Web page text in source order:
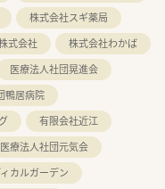
株式会社スギ薬局
式会社
株式会社わかば
医療法人社団晃進会
鴨居病院
有限会社近江
医療法人社団元気会
カルガーデン